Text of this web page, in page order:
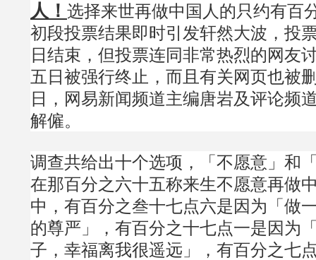
人！ 选择来世再做中国人的只约有百
初段投票结果即时引发轩然大波，投
日结束，但投票连同非常热烈的网友
五日被强行终止，而且有关网页也被
日，网易新闻频道主编唐岩及评论频
解僱。
调查共给出十个选项，「不愿意」和
在那百分之六十五称来生不愿意再做
中，有百分之叁十七点六是因为「做
的尊严」，有百分之十七点一是因为
子，幸福离我很遥远」，有百分之七